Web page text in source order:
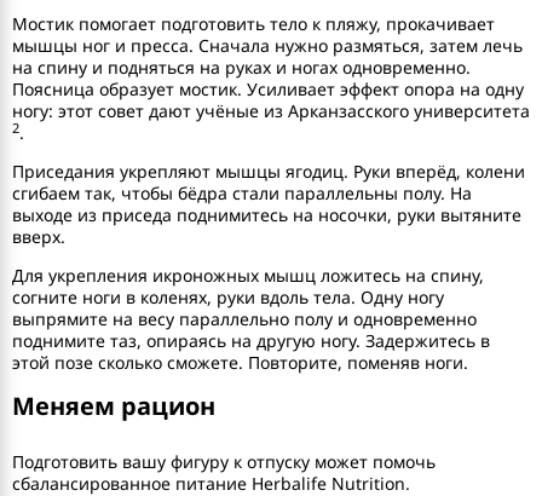
Мостик помогает подготовить тело к пляжу, прокачивает
мышцы ног и пресса. Сначала нужно размяться, затем лечь
на спину и подняться на руках и ногах одновременно.
Поясница образует мостик. Усиливает эффект опора на одну
ногу: этот совет дают учёные из Арканзасского университета
2.
Приседания укрепляют мышцы ягодиц. Руки вперёд, колени
сгибаем так, чтобы бёдра стали параллельны полу. На
выходе из приседа поднимитесь на носочки, руки вытяните
вверх.
Для укрепления икроножных мышц ложитесь на спину,
согните ноги в коленях, руки вдоль тела. Одну ногу
выпрямите на весу параллельно полу и одновременно
поднимите таз, опираясь на другую ногу. Задержитесь в
этой позе сколько сможете. Повторите, поменяв ноги.
Меняем рацион
Подготовить вашу фигуру к отпуску может помочь
сбалансированное питание Herbalife Nutrition.